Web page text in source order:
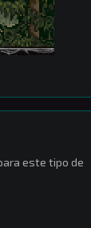
este tipo de